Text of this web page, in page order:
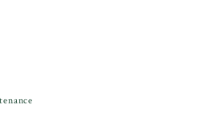
誠にありがとうございまし